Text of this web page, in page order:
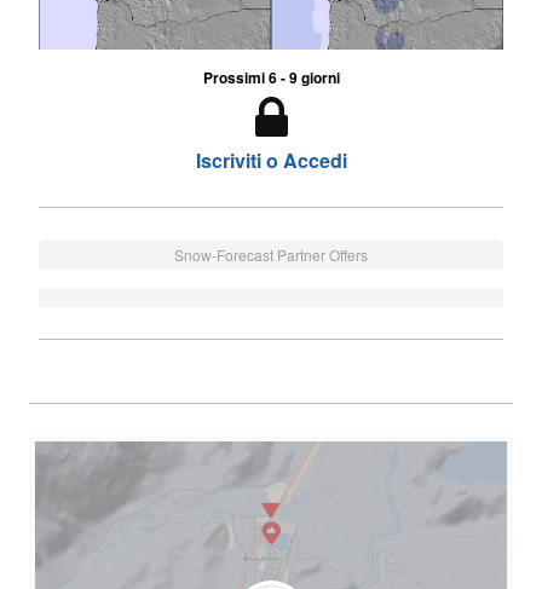
Prossimi 6 - 9 giorni
Iscriviti o Accedi
Snow-Forecast Partner Offers